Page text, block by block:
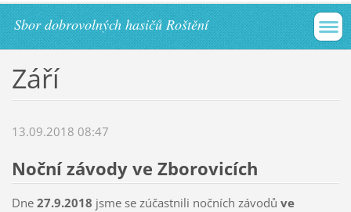
Sbor dobrovolných hasičů Roštění
Září
13.09.2018 08:47
Noční závody ve Zborovicích
Dne 27.9.2018 jsme se zúčastnili nočních závodů ve